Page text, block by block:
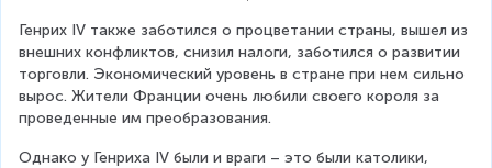
Генрих IV также заботился о процветании страны, вышел из
внешних конфликтов, снизил налоги, заботился о развитии
торговли. Экономический уровень в стране при нем сильно
вырос. Жители Франции очень любили своего короля за
проведенные им преобразования.
Однако у Генриха IV были и враги – это были католики,